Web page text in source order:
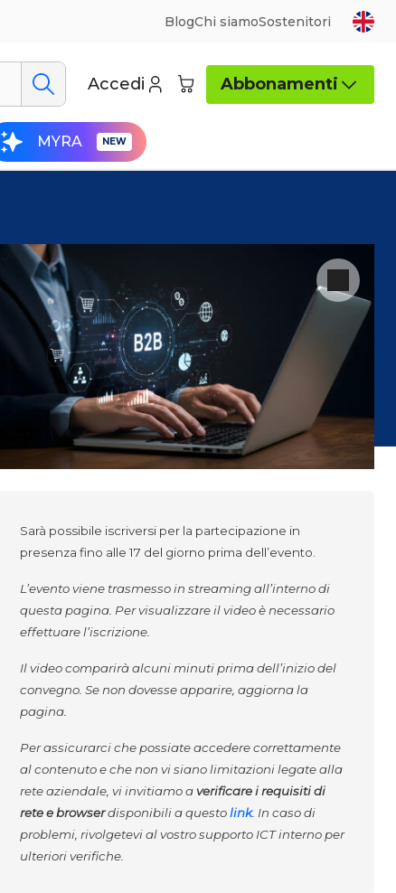
BlogChi siamoSostenitori
Accedi Abbonamenti
MYRA
Sarà possibile iscriversi per la partecipazione in
presenza fino alle 17 del giorno prima dell’evento.
L’evento viene trasmesso in streaming all’interno di
questa pagina. Per visualizzare il video è necessario
effettuare l’iscrizione.
Il video comparirà alcuni minuti prima dell’inizio del
convegno. Se non dovesse apparire, aggiorna la
pagina.
Per assicurarci che possiate accedere correttamente
al contenuto e che non vi siano limitazioni legate alla
rete aziendale, vi invitiamo averificare i requisiti di
rete e browserdisponibili a questolink. In caso di
problemi, rivolgetevi al vostro supporto ICT interno per
ulteriori verifiche.